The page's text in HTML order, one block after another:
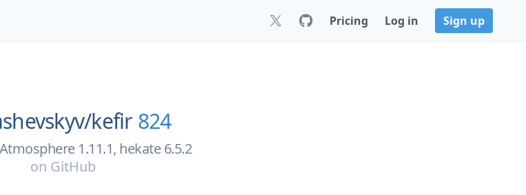
Pricing Log in Sign up
kefir 824
Atmosphere 1.11.1, hekate 6.5.2
on GitHub